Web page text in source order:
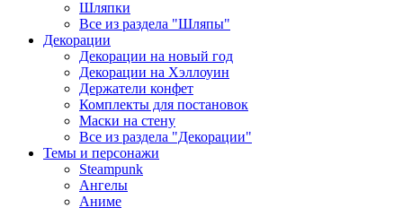
Шляпки
Все из раздела "Шляпы"
Декорации
Декорации на новый год
Декорации на Хэллоуин
Держатели конфет
Комплекты для постановок
Маски на стену
Все из раздела "Декорации"
Темы и персонажи
Steampunk
Ангелы
Аниме